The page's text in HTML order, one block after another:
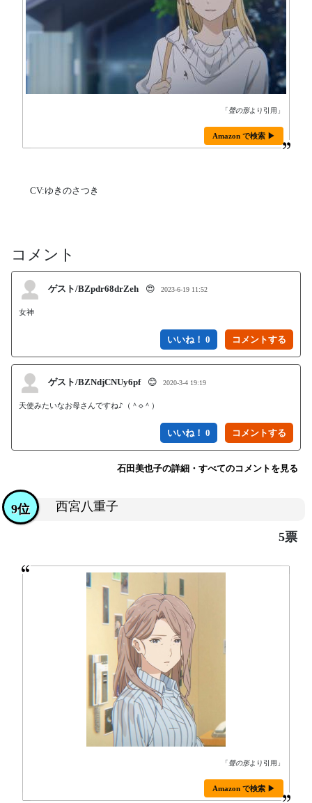
「聲の形より引用」
Amazon で検索 ▶
CV:ゆきのさつき
コメント
ゲスト/BZpdr68drZeh 😍 2023-6-19 11:52
いいね！ 0
ゲスト/BZNdjCNUy6pf 😊 2020-3-4 19:19
天使みたいなお母さんですね♪（＾◇＾）
いいね！ 0
石田美也子の詳細・すべてのコメントを見る
西宮八重子
9位
5票
「聲の形より引用」
Amazon で検索 ▶